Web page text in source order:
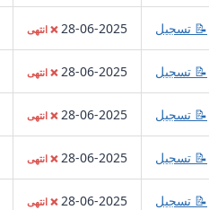
📝 تسجيل 28-06-2025 ❌ انتهى
📝 تسجيل 28-06-2025 ❌ انتهى
📝 تسجيل 28-06-2025 ❌ انتهى
📝 تسجيل 28-06-2025 ❌ انتهى
📝 تسجيل 28-06-2025 ❌ انتهى